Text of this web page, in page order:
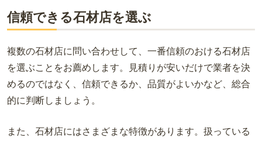
信頼できる石材店を選ぶ
複数の石材店に問い合わせして、一番信頼のおける石材店
を選ぶことをお薦めします。見積りが安いだけで業者を決
めるのではなく、信頼できるか、品質がよいかなど、総合
的に判断しましょう。
また、石材店にはさまざまな特徴があります。扱っている